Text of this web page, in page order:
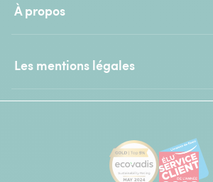
À propos
Les mentions légales